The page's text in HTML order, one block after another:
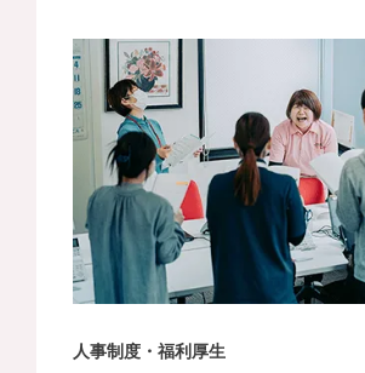
人事制度・福利厚生